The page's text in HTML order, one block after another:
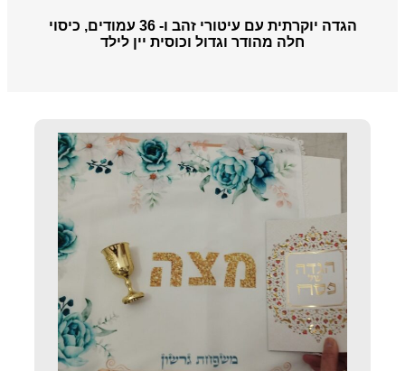
הגדה יוקרתית עם עיטורי זהב ו- 36 עמודים, כיסוי
חלה מהודר וגדול וכוסית יין לילד